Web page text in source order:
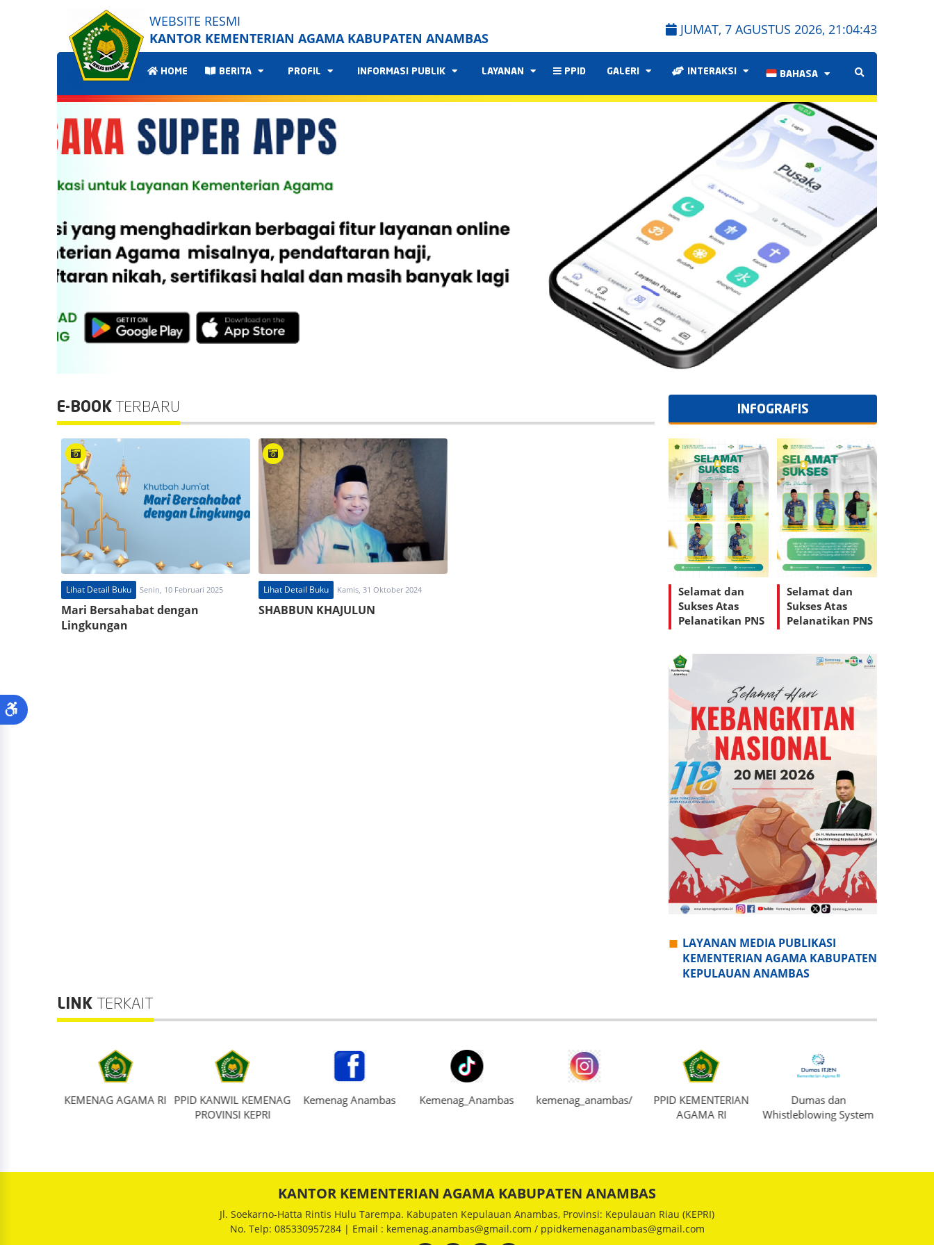
WEBSITE RESMI
KANTOR KEMENTERIAN AGAMA KABUPATEN ANAMBAS
JUMAT, 7 AGUSTUS 2026, 21:04:43
HOME BERITA PROFIL INFORMASI PUBLIK LAYANAN PPID GALERI INTERAKSI BAHASA
E-BOOK TERBARU
Lihat Detail Buku Senin, 10 Februari 2025
Mari Bersahabat dengan
Lingkungan
Lihat Detail Buku Kamis, 31 Oktober 2024
SHABBUN KHAJULUN
INFOGRAFIS
Selamat dan
Sukses Atas
Pelanatikan PNS
Kementerian
Agama
Kabupaten
Kepulauan
Anambas
Selamat dan
Sukses Atas
Pelanatikan PNS
Kementerian
Kabupaten
Kepulauan
Anambas
LAYANAN MEDIA PUBLIKASI
KEMENTERIAN AGAMA KABUPATEN
KEPULAUAN ANAMBAS
LINK TERKAIT
KEMENAG AGAMA RI PPID KANWIL KEMENAG
PROVINSI KEPRI
Kemenag Anambas Kemenag_Anambas kemenag_anambas/
PPID KEMENTERIAN
AGAMA RI
Dumas dan
Whistleblowing System
KANTOR KEMENTERIAN AGAMA KABUPATEN ANAMBAS
Jl. Soekarno-Hatta Rintis Hulu Tarempa. Kabupaten Kepulauan Anambas, Provinsi: Kepulauan Riau (KEPRI)
No. Telp: 085330957284 | Email : kemenag.anambas@gmail.com / ppidkemenaganambas@gmail.com